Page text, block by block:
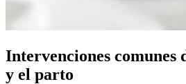
Intervenciones comunes
y el parto